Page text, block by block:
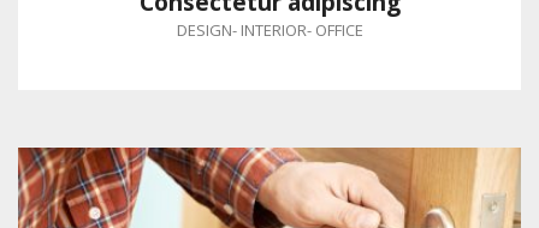
DESIGN- INTERIOR- OFFICE